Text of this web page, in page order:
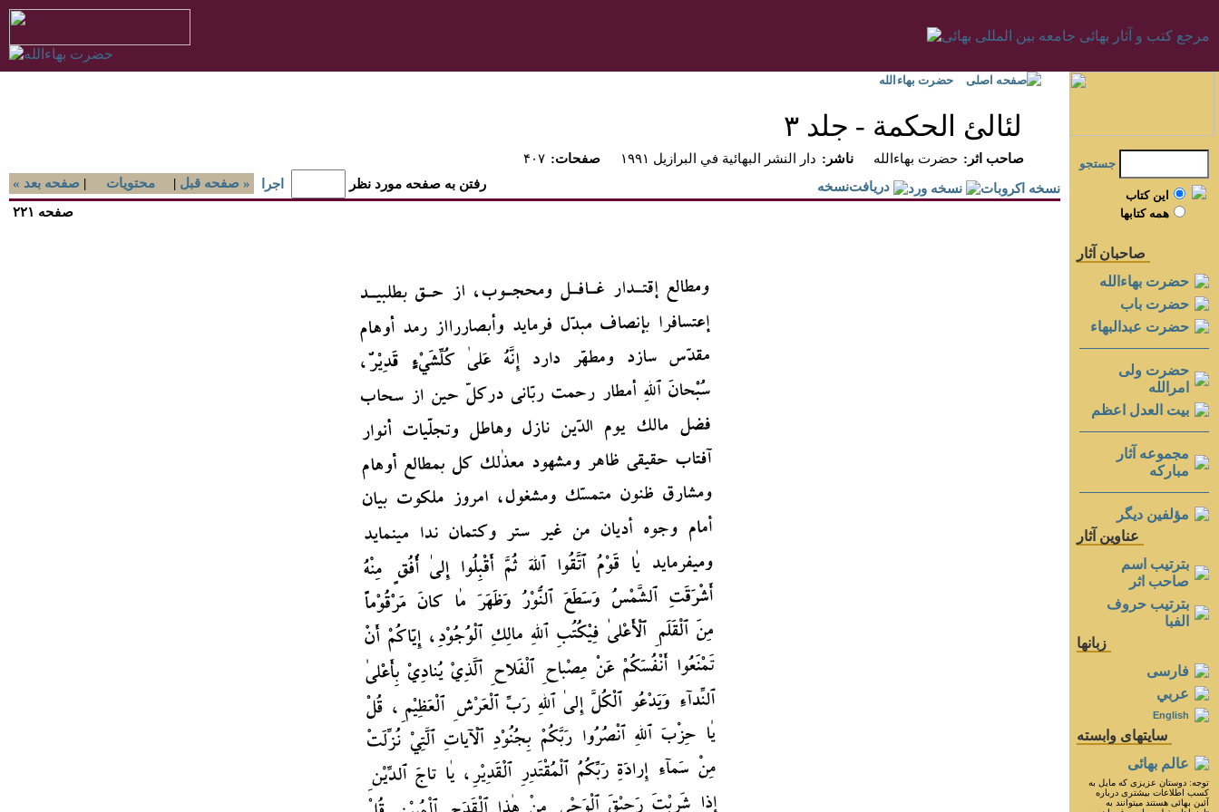
صفحه اصلی حضرت بهاءالله
لئالئ الحكمة - جلد ۳
۴۰۷ :صفحات دار النشر البهائية في البرازيل ۱۹۹۱ :ناشر حضرت بهاءالله
:صاحب اثر
« صفحه بعد | محتويات | صفحه قبل » رفتن به صفحه مورد نظر اجرا
جستجو
اين کتاب
همه کتابها
صاحبان آثار
حضرت بهاءالله
حضرت باب
حضرت عبدالبهاء
حضرت ولی
امرالله
بيت العدل اعظم
مجموعه آثار
مباركه
مؤلفين ديگر
عناوين آثار
بترتيب اسم
صاحب اثر
بترتيب حروف
الفبا
زبانها
فارسی
عربي
English
سايتهای وابسته
عالم بهائی
توجه: دوستان عزيزى كه مايل به
كسب اطلاعات بيشترى درباره
آئين بهائى هستند ميتوانند به